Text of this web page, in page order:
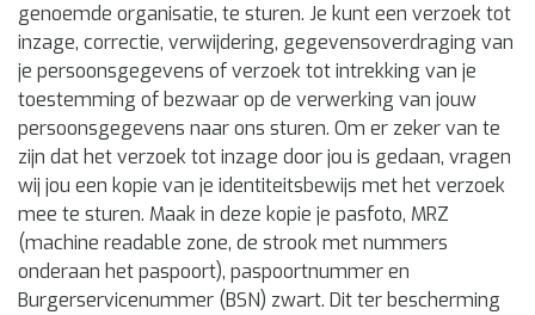
genoemde organisatie, te sturen. Je kunt een verzoek tot
inzage, correctie, verwijdering, gegevensoverdraging van
je persoonsgegevens of verzoek tot intrekking van je
toestemming of bezwaar op de verwerking van jouw
persoonsgegevens naar ons sturen. Om er zeker van te
zijn dat het verzoek tot inzage door jou is gedaan, vragen
wij jou een kopie van je identiteitsbewijs met het verzoek
mee te sturen. Maak in deze kopie je pasfoto, MRZ
(machine readable zone, de strook met nummers
onderaan het paspoort), paspoortnummer en
Burgerservicenummer (BSN) zwart. Dit ter bescherming